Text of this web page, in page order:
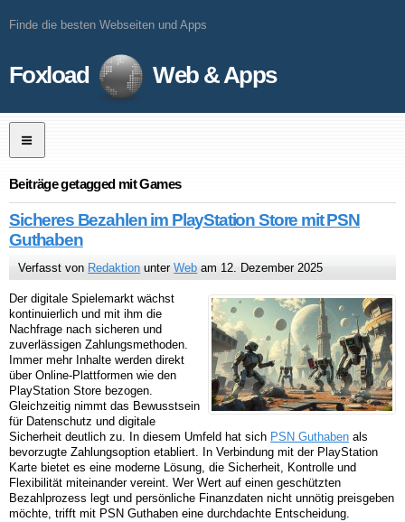
Finde die besten Webseiten und Apps
Foxload Web & Apps
Beiträge getagged mit Games
Sicheres Bezahlen im PlayStation Store mit PSN
Guthaben
Verfasst von Redaktion unterWeb am 12. Dezember 2025
Der digitale Spielemarkt wächst
kontinuierlich und mit ihm die
Nachfrage nach sicheren und
zuverlässigen Zahlungsmethoden.
Immer mehr Inhalte werden direkt
über Online-Plattformen wie den
PlayStation Store bezogen.
Gleichzeitig nimmt das Bewusstsein
für Datenschutz und digitale
Sicherheit deutlich zu. In diesem Umfeld hat sich PSN Guthaben als
bevorzugte Zahlungsoption etabliert. In Verbindung mit der PlayStation
Karte bietet es eine moderne Lösung, die Sicherheit, Kontrolle und
Flexibilität miteinander vereint. Wer Wert auf einen geschützten
Bezahlprozess legt und persönliche Finanzdaten nicht unnötig preisgeben
möchte, trifft mit PSN Guthaben eine durchdachte Entscheidung.